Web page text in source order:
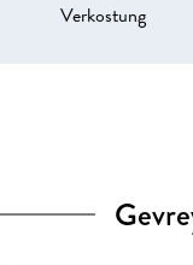
Verkostung